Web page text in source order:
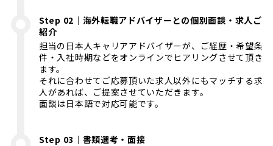
Step 02｜海外転職アドバイザーとの個別面談・求人ご
紹介
担当の日本人キャリアアドバイザーが、ご経歴・希望条
件・入社時期などをオンラインでヒアリングさせて頂き
ます。
それに合わせてご応募頂いた求人以外にもマッチする求
人があれば、ご提案させていただきます。
面談は日本語で対応可能です。
Step 03｜書類選考・面接